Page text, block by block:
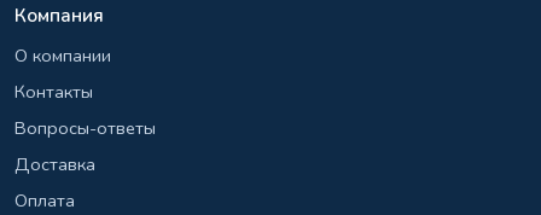
Компания
О компании
Контакты
Вопросы-ответы
Доставка
Оплата